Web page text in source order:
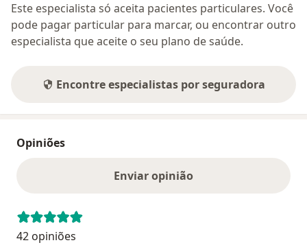
Este especialista só aceita pacientes particulares. Você
pode pagar particular para marcar, ou encontrar outro
especialista que aceite o seu plano de saúde.
Encontre especialistas por seguradora
Opiniões
Enviar opinião
42 opiniões